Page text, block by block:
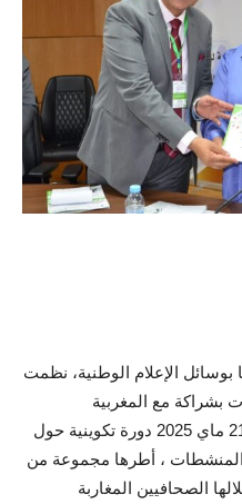
بوسائل الإعلام الوطنية، نظمت
بشراكة مع المغربية
للإعلاميين الرياضيين٬ يوم الأربعاء 21 ماي 2025 دورة تكوينية حول
، أطرها مجموعة من
الصحافيين المغاربة